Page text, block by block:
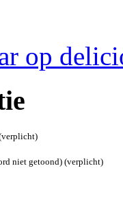
op
niet getoond) (verplicht)